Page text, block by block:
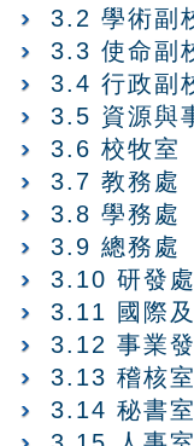
3.2 學術副
3.3 使命副
3.4 行政副
3.5 資源與
3.6 校牧室
3.7 教務處
3.8 學務處
3.9 總務處
3.10 研發
3.11 國際
3.12 事業
3.13 稽核
3.14 秘書